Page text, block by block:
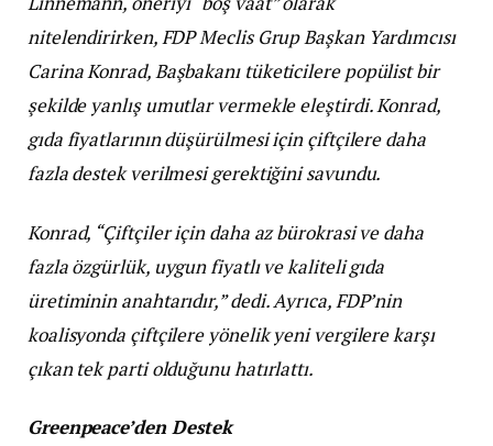
nitelendirirken, FDP Meclis Grup Başkan Yardımcısı
Carina Konrad, Başbakanı tüketicilere popülist bir
şekilde yanlış umutlar vermekle eleştirdi. Konrad,
gıda fiyatlarının düşürülmesi için çiftçilere daha
fazla destek verilmesi gerektiğini savundu.
Konrad, “Çiftçiler için daha az bürokrasi ve daha
fazla özgürlük, uygun fiyatlı ve kaliteli gıda
üretiminin anahtarıdır,” dedi. Ayrıca, FDP’nin
koalisyonda çiftçilere yönelik yeni vergilere karşı
çıkan tek parti olduğunu hatırlattı.
Greenpeace’den Destek